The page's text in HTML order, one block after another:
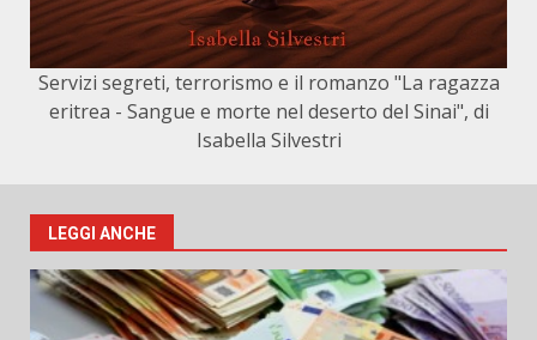
Servizi segreti, terrorismo e il romanzo "La ragazza
eritrea - Sangue e morte nel deserto del Sinai", di
Isabella Silvestri
LEGGI ANCHE